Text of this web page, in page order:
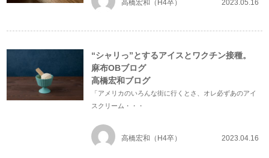
高橋宏和（H4卒） 2023.05.16
“シャリっ”とするアイスとワクチン接種。
麻布OBブログ
高橋宏和ブログ
「アメリカのいろんな街に行くとさ、オレ必ずあのアイ
スクリーム・・・
高橋宏和（H4卒） 2023.04.16